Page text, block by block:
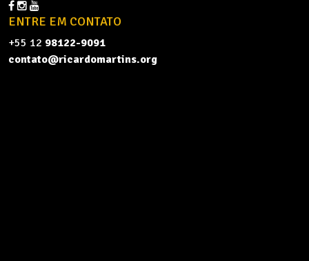
ENTRE EM CONTATO
+55 12 98122-9091
contato@ricardomartins.org